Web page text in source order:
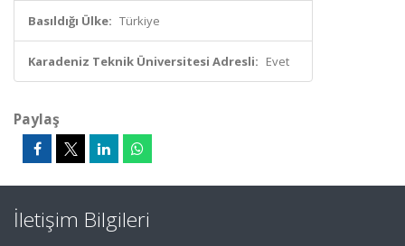
Basıldığı Ülke: Türkiye
Karadeniz Teknik Üniversitesi Adresli: Evet
Paylaş
İletişim Bilgileri